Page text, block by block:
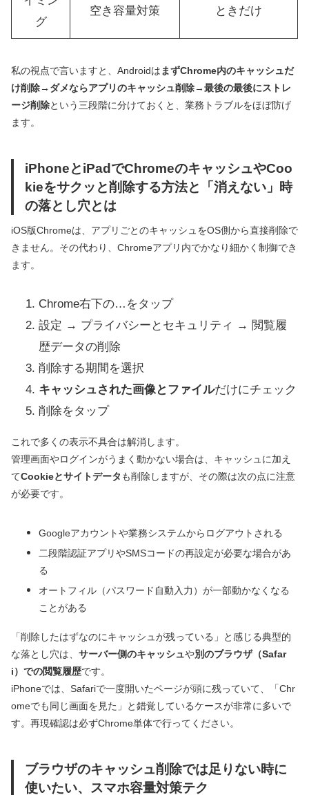
グ
空き容量対策
ときだけ
私の視点で言いますと、AndroidはまずChrome内のキャッシュだ
け削除→ダメならアプリのキャッシュ削除→最後の最後にストレ
ージ削除という三段階に分けておくと、業務トラブルをほぼ防げ
ます。
iPhoneとiPadでChromeのキャッシュやCoo
kieをサクッと削除する方法と「消えない」時
の落とし穴とは
iOS版Chromeは、アプリごとのキャッシュをOS側から直接削除で
きません。その代わり、Chromeアプリ内でかなり細かく制御でき
ます。
Chrome右下の…をタップ
設定 → プライバシーとセキュリティ → 閲覧履
歴データの削除
削除する期間を選択
キャッシュされた画像とファイルだけにチェック
削除をタップ
これで多くの表示不具合は解消します。
管理画面やログインがうまく動かない場合は、キャッシュに加え
てCookieとサイトデータ も削除しますが、その際は次の点に注意
が必要です。
Googleアカウントや業務システムからログアウトされる
二段階認証アプリやSMSコードの再設定が必要な場合があ
る
オートフィル（パスワード自動入力）が一部動かなくなる
ことがある
「削除したはずなのにキャッシュが残っている」と感じる典型的
な落とし穴は、 サーバー側のキャッシュや別のブラウザ（Safar
i）での閲覧履歴です。
iPhoneでは、Safariで一度開いたページが頭に残っていて、「Chr
omeでも同じ画面を見た」と錯覚しているケースが非常に多いで
す。再現確認は必ずChrome単体で行ってください。
ブラウザのキャッシュ削除では足りない時に
使いたい、スマホ容量対策テク